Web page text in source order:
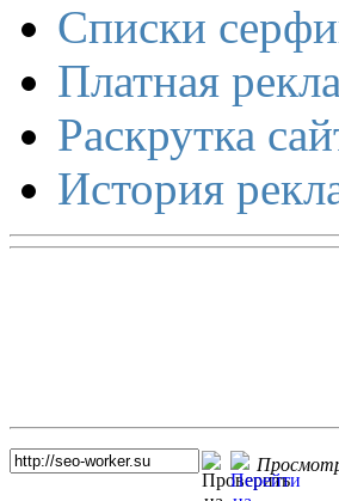
Списки
Платная
Раскрутка
История